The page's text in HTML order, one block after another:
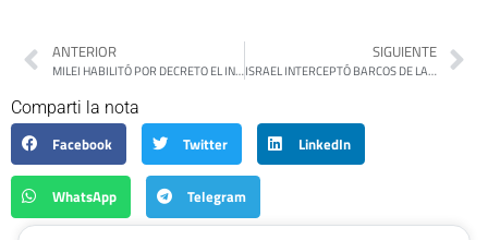
ANTERIOR
MILEI HABILITÓ POR DECRETO EL INGRESO DE TROPAS DE ESTADOS UNIDOS PARA EJERCICIOS MILITARES EN ARGENTINA
SIGUIENTE
ISRAEL INTERCEPTÓ BARCOS DE LA FLOTILLA HUMANITARIA RUMBO A GAZA EN PLENA “ZONA DE RIESGO”
Comparti la nota
Facebook
Twitter LinkedIn
WhatsApp Telegram